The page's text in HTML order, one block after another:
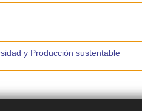
y Producción sustentable